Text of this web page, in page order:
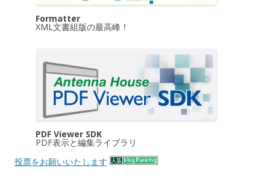
Formatter
XML文書組版の最高峰！
PDF Viewer SDK
PDF表示と編集ライブラリ
投票をお願いいたします